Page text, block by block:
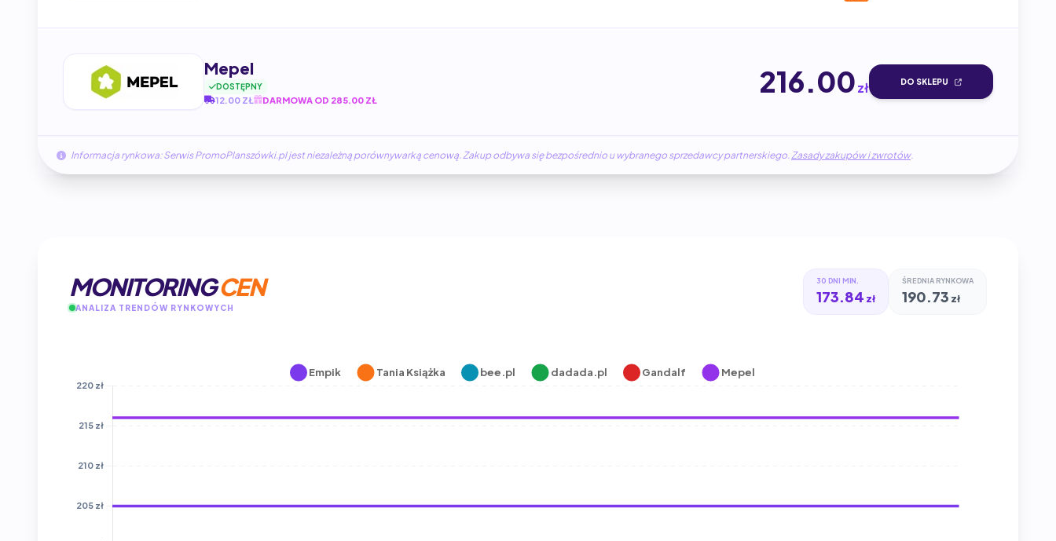
Mepel
DOSTĘPNY
12.00 ZŁ DARMOWA OD 285.00 ZŁ
216.00zł DO SKLEPU
Informacja rynkowa: Serwis PromoPlanszówki.pl jest niezależną porównywarką cenową. Zakup odbywa się bezpośrednio u wybranego sprzedawcy partnerskiego.Zasady zakupów i zwrotów.
MONITORINGCEN
ANALIZA TRENDÓW RYNKOWYCH
30 DNI MIN.
173.84 zł
ŚREDNIA RYNKOWA
190.73 zł